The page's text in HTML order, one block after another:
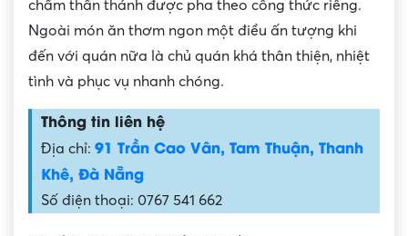
chấm thần thánh được pha theo công thức riêng.
Ngoài món ăn thơm ngon một điều ấn tượng khi
đến với quán nữa là chủ quán khá thân thiện, nhiệt
tình và phục vụ nhanh chóng.
Thông tin liên hệ
Địa chỉ: 91 Trần Cao Vân, Tam Thuận, Thanh
Khê, Đà Nẵng
Số điện thoại: 0767 541 662